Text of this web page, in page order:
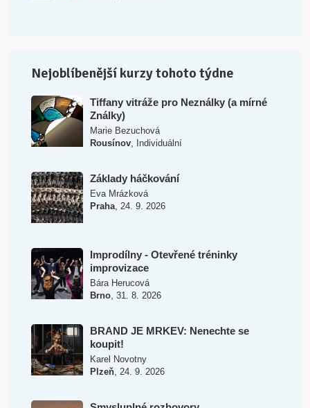
Nejoblíbenější kurzy tohoto týdne
Tiffany vitráže pro Neználky (a mírné
Ználky)
Marie Bezuchová
Rousínov, Individuální
Základy háčkování
Eva Mrázková
Praha, 24. 9. 2026
Improdílny - Otevřené tréninky
improvizace
Bára Herucová
Brno, 31. 8. 2026
BRAND JE MRKEV: Nenechte se
koupit!
Karel Novotny
Plzeň, 24. 9. 2026